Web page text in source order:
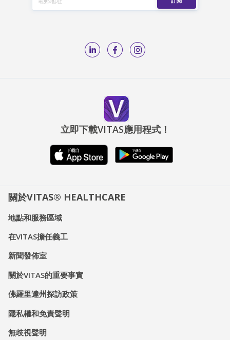
立即下載VITAS應用程式！
關於VITAS® HEALTHCARE
地點和服務區域
在VITAS擔任義工
新聞發佈室
關於VITAS的重要事實
佛羅里達州探訪政策
隱私權和免責聲明
無歧視聲明